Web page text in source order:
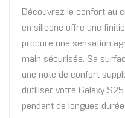
Découvrez le confort au
en silicone offre une
procure une sensation
main sécurisée. Sa
une note de confort
dutiliser votre Galaxy
pendant de longues